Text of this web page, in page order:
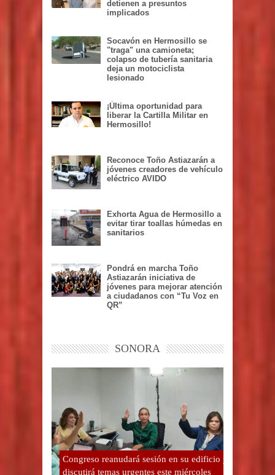
de reos en Hermosillo;
detienen a presuntos
Socavón en Hermosillo se
"traga" una camioneta;
colapso de tubería sanitaria
deja un motociclista
¡Última oportunidad para
liberar la Cartilla Militar en
Reconoce Toño Astiazarán a
jóvenes creadores de vehículo
Exhorta Agua de Hermosillo a
evitar tirar toallas húmedas en
Pondrá en marcha Toño
Astiazarán iniciativa de
jóvenes para mejorar atención
a ciudadanos con “Tu Voz en
SONORA
Congreso reanudará sesión en su edificio y